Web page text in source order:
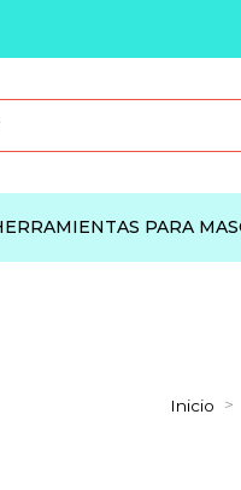
PARA
Inicio